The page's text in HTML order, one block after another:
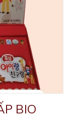
BIO